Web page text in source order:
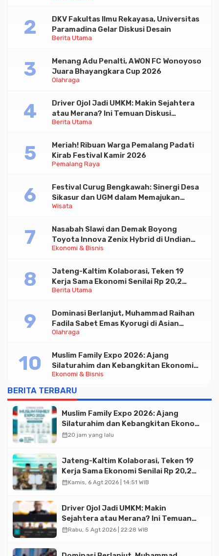
Berita Utama
DKV Fakultas Ilmu Rekayasa, Universitas
Paramadina Gelar Diskusi Desain
Olahraga
Menang Adu Penalti, AWON FC Wonoyoso
Juara Bhayangkara Cup 2026
Berita Utama
Driver Ojol Jadi UMKM: Makin Sejahtera
atau Merana? Ini Temuan Diskusi
Paramadina
Pemalang Raya
Meriah! Ribuan Warga Pemalang Padati
Kirab Festival Kamir 2026
Wisata
Festival Curug Bengkawah: Sinergi Desa
Sikasur dan UGM dalam Memajukan
Wisata serta UMKM Lokal
Ekonomi & Bisnis
Nasabah Slawi dan Demak Boyong
Toyota Innova Zenix Hybrid di Undian
Tabungan Bima Bank Jateng
Berita Utama
Jateng-Kaltim Kolaborasi, Teken 19
Kerja Sama Ekonomi Senilai Rp 20,2
Triliun
Olahraga
Dominasi Berlanjut, Muhammad Raihan
Fadila Sabet Emas Kyorugi di Asian
Taekwondo Indonesia Open 2026
Ekonomi & Bisnis
Muslim Family Expo 2026: Ajang
Silaturahim dan Kebangkitan Ekonomi
Halal di Jakarta
BERITA TERBARU
Muslim Family Expo 2026: Ajang
Silaturahim dan Kebangkitan Ekonomi
Halal di Jakarta
calendar_month20 jam yang lalu
Jateng-Kaltim Kolaborasi, Teken 19
Kerja Sama Ekonomi Senilai Rp 20,2
Triliun
calendar_monthKamis, 6 Agt 2026 | 14:51 WIB
Driver Ojol Jadi UMKM: Makin
Sejahtera atau Merana? Ini Temuan
Diskusi Paramadina
calendar_monthRabu, 5 Agt 2026 | 22:28 WIB